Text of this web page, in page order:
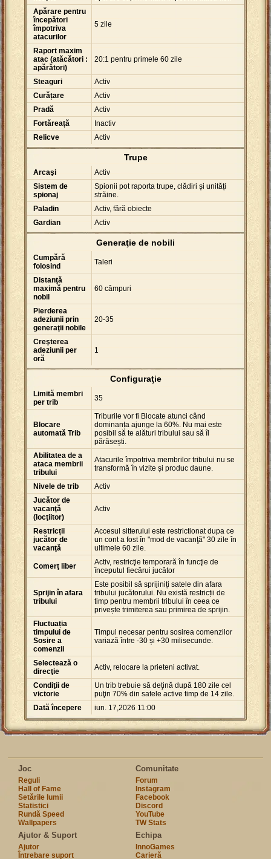
Apărare pentru
începători
împotriva
atacurilor
5 zile
Raport maxim
atac (atăcători :
apărători)
20:1 pentru primele 60 zile
Steaguri
Activ
Curățare
Activ
Pradă
Activ
Fortăreață
Inactiv
Relicve
Activ
Trupe
Arcaşi
Activ
Sistem de
spionaj
Spionii pot raporta trupe, clădiri și unități
străine.
Paladin
Activ, fără obiecte
Gardian
Activ
Generaţie de nobili
Cumpără
folosind
Taleri
Distanţă
maximă pentru
nobil
60 câmpuri
Pierderea
adeziunii prin
generaţii nobile
20-35
Creşterea
adeziunii per
oră
1
Configuraţie
Limită membri
per trib
35
Blocare
automată Trib
Triburile vor fi Blocate atunci când
dominanța ajunge la 60%. Nu mai este
posibil să te alături tribului sau să îl
părăsești.
Abilitatea de a
ataca membrii
tribului
Atacurile împotriva membrilor tribului nu se
transformă în vizite și produc daune.
Nivele de trib
Activ
Jucător de
vacanţă
(locţiitor)
Activ
Restricții
jucător de
vacanţă
Accesul sitterului este restrictionat dupa ce
un cont a fost în "mod de vacanţă" 30 zile în
ultimele 60 zile.
Comerţ liber
Activ, restricţie temporară în funcţie de
începutul fiecărui jucător
Sprijin în afara
tribului
Este posibil să sprijiniți satele din afara
tribului jucătorului. Nu există restricții de
timp pentru membrii tribului în ceea ce
privește trimiterea sau primirea de sprijin.
Fluctuația
timpului de
Sosire a
comenzii
Timpul necesar pentru sosirea comenzilor
variază între -30 și +30 milisecunde.
Selectează o
direcţie
Activ, relocare la prieteni activat.
Condiţii de
victorie
Un trib trebuie să deţină după 180 zile cel
puţin 70% din satele active timp de 14 zile.
Dată începere
iun. 17,2026 11:00
Joc
Reguli
Hall of Fame
Setările lumii
Statistici
Rundă Speed
Wallpapers
Comunitate
Forum
Instagram
Facebook
Discord
YouTube
TW Stats
Ajutor & Suport
Ajutor
Întrebare suport
Echipa
InnoGames
Carieră